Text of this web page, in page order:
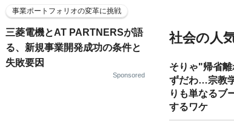
事業ポートフォリオの変革に挑戦
三菱電機とAT PARTNERSが語
る、新規事業開発成功の条件と
失敗要因
Sponsored
社会の人
そりゃ"帰省
ずだわ…宗教
りも単なるブ
するワケ